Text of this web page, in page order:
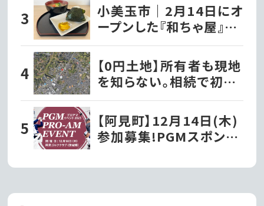
小美玉市｜2月14日にオ
ープンした『和ちゃ屋』で
おにぎり味噌汁セットを
いただきました!!
【0円土地】所有者も現地
を知らない。相続で初め
て知った茨城の「謎の土
地」
【阿見町】12月14日(木)
参加募集!PGMスポンサ
する『PGMプロアマイベ